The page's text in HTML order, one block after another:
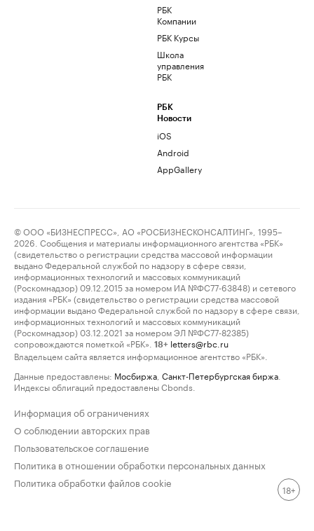
РБК
Компании
РБК Курсы
Школа
управления
РБК
РБК
Новости
iOS
Android
AppGallery
© ООО «БИЗНЕСПРЕСС», АО «РОСБИЗНЕСКОНСАЛТИНГ», 1995–
2026. Сообщения и материалы информационного агентства «РБК»
(свидетельство о регистрации средства массовой информации
выдано Федеральной службой по надзору в сфере связи,
информационных технологий и массовых коммуникаций
(Роскомнадзор) 09.12.2015 за номером ИА №ФС77-63848) и сетевого
издания «РБК» (свидетельство о регистрации средства массовой
информации выдано Федеральной службой по надзору в сфере связи,
информационных технологий и массовых коммуникаций
(Роскомнадзор) 03.12.2021 за номером ЭЛ №ФС77-82385)
сопровождаются пометкой «РБК».
18+ letters@rbc.ru
Владельцем сайта является информационное агентство «РБК».
Данные предоставлены: Мосбиржа Санкт-Петербургская биржа
Индексы облигаций предоставлены Cbonds.
Информация об ограничениях
О соблюдении авторских прав
Пользовательское соглашение
Политика в отношении обработки персональных данных
Политика обработки файлов cookie
18+